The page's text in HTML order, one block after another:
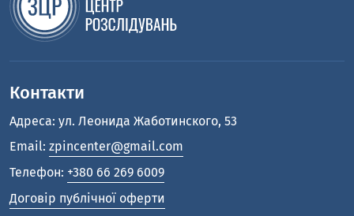
Контакти
Адреса: ул. Леонида Жаботинского, 53
Email: zpincenter@gmail.com
Телефон: +380 66 269 6009
Договір публічної оферти